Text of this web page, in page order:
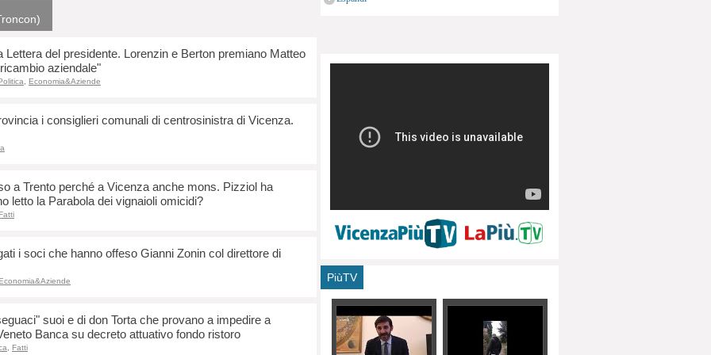
del presidente. Lorenzin e Berton premiano Matteo
aziendale"
, Economia&Aziende
i consiglieri comunali di centrosinistra di Vicenza.
a Trento perché a Vicenza anche mons. Pizziol ha
letto la Parabola dei vignaioli omicidi?
Fatti
i soci che hanno offeso Gianni Zonin col direttore di
Economia&Aziende
suoi e di don Torta che provano a impedire a
Banca su decreto attuativo fondo ristoro
, Fatti
PiùTV